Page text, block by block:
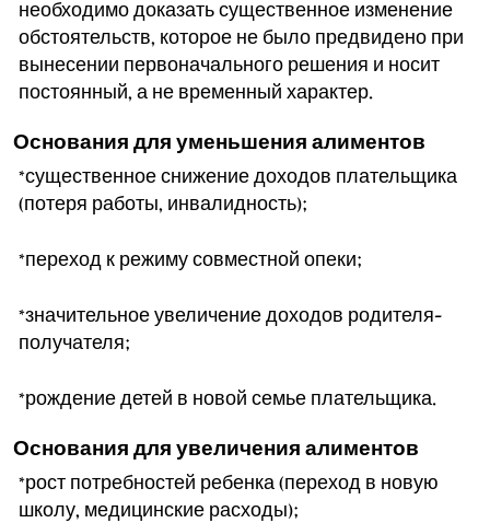
необходимо доказать существенное изменение
обстоятельств, которое не было предвидено при
вынесении первоначального решения и носит
постоянный, а не временный характер.
Основания для уменьшения алиментов
*существенное снижение доходов плательщика
(потеря работы, инвалидность);
*переход к режиму совместной опеки;
*значительное увеличение доходов родителя-
получателя;
*рождение детей в новой семье плательщика.
Основания для увеличения алиментов
*рост потребностей ребенка (переход в новую
школу, медицинские расходы);